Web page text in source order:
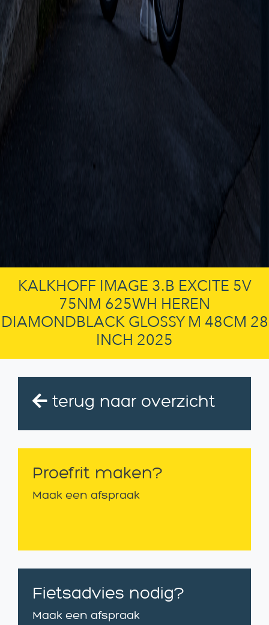
KALKHOFF IMAGE 3.B EXCITE 5V
75NM 625WH HEREN
DIAMONDBLACK GLOSSY M 48CM 28
INCH 2025
terug naar overzicht
Proefrit maken?
Maak een afspraak
Fietsadvies nodig?
Maak een afspraak